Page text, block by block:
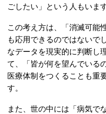
ごしたい」という人もいます
この考え方は、「消滅可能
も応用できるのではないで
なデータを現実的に判断し
て、「皆が何を望んでいる
医療体制をつくることも重
す。
また、世の中には「病気で